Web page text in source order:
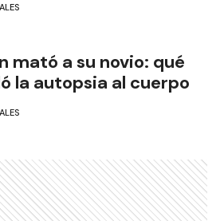
mató a su novio: qué
la autopsia al cuerpo